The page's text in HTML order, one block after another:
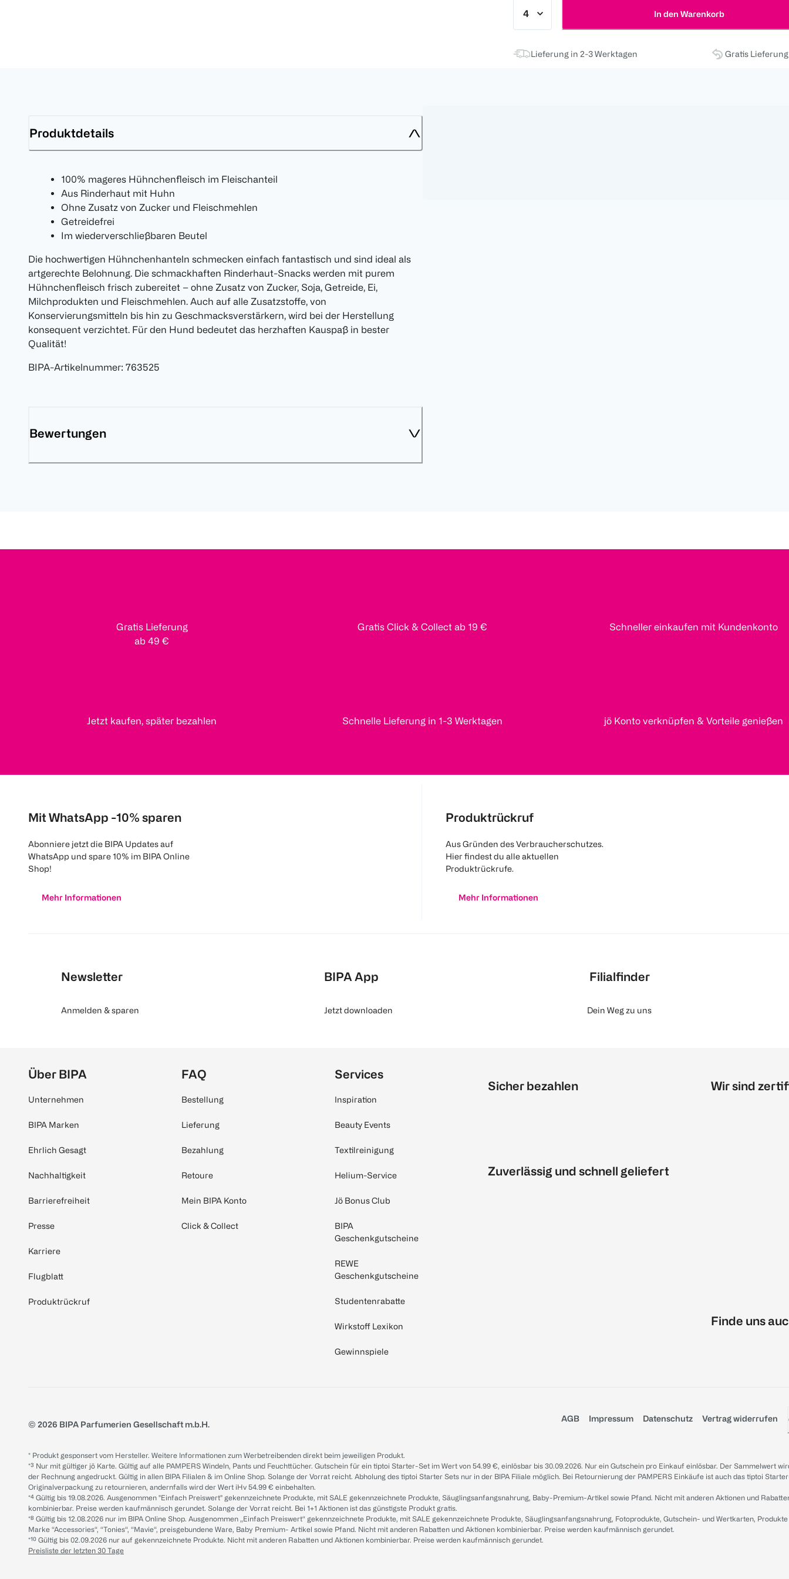
In den Warenkorb
Lieferung in 2-3 Werktagen Gratis
Produktdetails
100% mageres Hühnchenfleisch im Fleischanteil
Aus Rinderhaut mit Huhn
Ohne Zusatz von Zucker und Fleischmehlen
Getreidefrei
Im wiederverschließbaren Beutel
Die hochwertigen Hühnchenhanteln schmecken einfach fantastisch und sind ideal als
artgerechte Belohnung. Die schmackhaften Rinderhaut-Snacks werden mit purem
Hühnchenfleisch frisch zubereitet – ohne Zusatz von Zucker, Soja, Getreide, Ei,
Milchprodukten und Fleischmehlen. Auch auf alle Zusatzstoffe, von
Konservierungsmitteln bis hin zu Geschmacksverstärkern, wird bei der Herstellung
konsequent verzichtet. Für den Hund bedeutet das herzhaften Kauspaß in bester
Qualität!
BIPA-Artikelnummer: 763525
Bewertungen
Gratis Lieferung
ab 49 €
Gratis Click & Collect ab 19 € Schneller einkaufen mit Kundenkonto
Jetzt kaufen, später bezahlen Schnelle Lieferung in 1-3 Werktagen jö Konto verknüpfen & Vorteile genießen
Mit WhatsApp -10% sparen
Abonniere jetzt die BIPA Updates auf
WhatsApp und spare 10% im BIPA Online
Shop!
Mehr Informationen
Produktrückruf
Aus Gründen des Verbraucherschutzes.
Hier findest du alle aktuellen
Produktrückrufe.
Mehr Informationen
Newsletter
Anmelden & sparen
BIPA App
Jetzt downloaden
Filialfinder
Dein Weg zu uns
Über BIPA
Unternehmen
BIPA Marken
Ehrlich Gesagt
Nachhaltigkeit
Barrierefreiheit
Presse
Karriere
Flugblatt
Produktrückruf
FAQ
Bestellung
Lieferung
Bezahlung
Retoure
Mein BIPA Konto
Click & Collect
Services
Inspiration
Beauty Events
Textilreinigung
Helium-Service
Jö Bonus Club
BIPA
Geschenkgutscheine
REWE
Geschenkgutscheine
Studentenrabatte
Wirkstoff Lexikon
Gewinnspiele
Sicher bezahlen
Zuverlässig und schnell geliefert
Wir sind
Finde uns
© 2026 BIPA Parfumerien Gesellschaft m.b.H.
AGB Impressum Datenschutz Vertrag widerrufen
* Produkt gesponsert vom Hersteller. Weitere Informationen zum Werbetreibenden direkt beim jeweiligen Produkt.
*³ Nur mit gültiger jö Karte. Gültig auf alle PAMPERS Windeln, Pants und Feuchttücher. Gutschein für ein tiptoi Starter-Set im Wert von 54.99 €, einlösbar bis 30.09.2026. Nur ein Gutschein pro Einkauf einlösbar. Der Sammelwert
der Rechnung angedruckt. Gültig in allen BIPA Filialen & im Online Shop. Solange der Vorrat reicht. Abholung des tiptoi Starter Sets nur in der BIPA Filiale möglich. Bei Retournierung der PAMPERS Einkäufe ist auch das tiptoi
Originalverpackung zu retournieren, andernfalls wird der Wert iHv 54.99 € einbehalten.
*⁴ Gültig bis 19.08.2026. Ausgenommen "Einfach Preiswert" gekennzeichnete Produkte, mit SALE gekennzeichnete Produkte, Säuglingsanfangsnahrung, Baby-Premium-Artikel sowie Pfand. Nicht mit anderen Aktionen und
kombinierbar. Preise werden kaufmännisch gerundet. Solange der Vorrat reicht. Bei 1+1 Aktionen ist das günstigste Produkt gratis.
*⁸ Gültig bis 12.08.2026 nur im BIPA Online Shop. Ausgenommen „Einfach Preiswert“ gekennzeichnete Produkte, mit SALE gekennzeichnete Produkte, Säuglingsanfangsnahrung, Fotoprodukte, Gutschein- und Wertkarten,
Marke “Accessories“, “Tonies“, “Mavie“, preisgebundene Ware, Baby Premium- Artikel sowie Pfand. Nicht mit anderen Rabatten und Aktionen kombinierbar. Preise werden kaufmännisch gerundet.
*¹⁰ Gültig bis 02.09.2026 nur auf gekennzeichnete Produkte. Nicht mit anderen Rabatten und Aktionen kombinierbar. Preise werden kaufmännisch gerundet.
Preisliste der letzten 30 Tage